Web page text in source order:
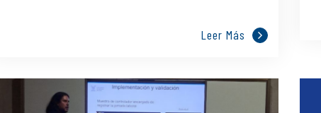
Leer Más